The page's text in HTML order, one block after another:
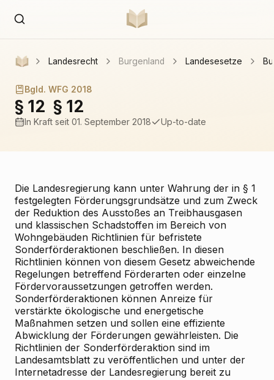
Landesrecht Burgenland Landesesetze
Bgld. WFG 2018
§ 12 § 12
In Kraft seit 01. September 2018 Up-to-date
Die Landesregierung kann unter Wahrung der in § 1
festgelegten Förderungsgrundsätze und zum Zweck
der Reduktion des Ausstoßes an Treibhausgasen
und klassischen Schadstoffen im Bereich von
Wohngebäuden Richtlinien für befristete
Sonderförderaktionen beschließen. In diesen
Richtlinien können von diesem Gesetz abweichende
Regelungen betreffend Förderarten oder einzelne
Fördervoraussetzungen getroffen werden.
Sonderförderaktionen können Anreize für
verstärkte ökologische und energetische
Maßnahmen setzen und sollen eine effiziente
Abwicklung der Förderungen gewährleisten. Die
Richtlinien der Sonderförderaktion sind im
Landesamtsblatt zu veröffentlichen und unter der
Internetadresse der Landesregierung bereit zu